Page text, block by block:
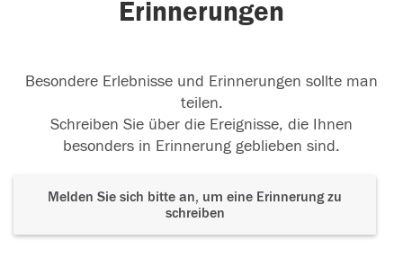
Erinnerungen
Besondere Erlebnisse und Erinnerungen sollte man
teilen.
Schreiben Sie über die Ereignisse, die Ihnen
besonders in Erinnerung geblieben sind.
Melden Sie sich bitte an, um eine Erinnerung zu
schreiben